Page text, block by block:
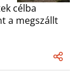
célba
a megszállt